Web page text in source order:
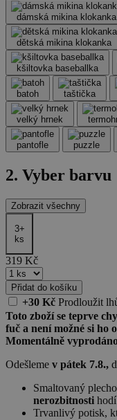
dámská mikina klokanka
dětská mikina klokanka
kšiltovka baseballka
batoh taštička
velký hrnek
pantofle puzzle
2. Vyber barvu
Zobrazit všechny
3+
ks
319 Kč
Přidat do košíku
+30 Kč Prodloužit
Toto zboží se teprve
fuč a není možné si ho
Momentálně
Odešleme v pátek 7.8.,
Smaltovaný
nerozbitnosti
Trvanlivý potisk,